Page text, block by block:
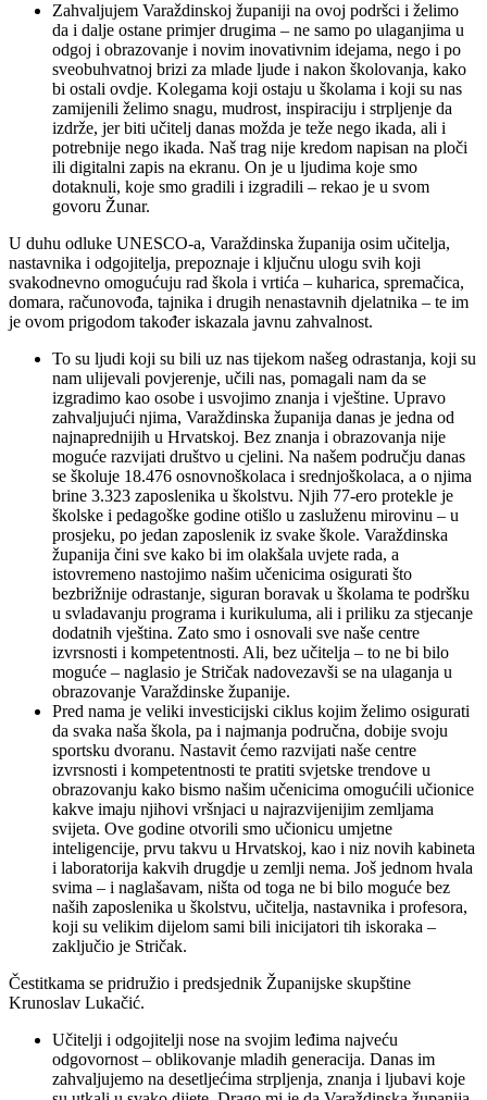
Zahvaljujem Varaždinskoj županiji na ovoj podršci i želimo
da i dalje ostane primjer drugima – ne samo po ulaganjima u
odgoj i obrazovanje i novim inovativnim idejama, nego i po
sveobuhvatnoj brizi za mlade ljude i nakon školovanja, kako
bi ostali ovdje. Kolegama koji ostaju u školama i koji su nas
zamijenili želimo snagu, mudrost, inspiraciju i strpljenje da
izdrže, jer biti učitelj danas možda je teže nego ikada, ali i
potrebnije nego ikada. Naš trag nije kredom napisan na ploči
ili digitalni zapis na ekranu. On je u ljudima koje smo
dotaknuli, koje smo gradili i izgradili – rekao je u svom
govoru Žunar.
U duhu odluke UNESCO-a, Varaždinska županija osim učitelja,
nastavnika i odgojitelja, prepoznaje i ključnu ulogu svih koji
svakodnevno omogućuju rad škola i vrtića – kuharica, spremačica,
domara, računovođa, tajnika i drugih nenastavnih djelatnika – te im
je ovom prigodom također iskazala javnu zahvalnost.
To su ljudi koji su bili uz nas tijekom našeg odrastanja, koji su
nam ulijevali povjerenje, učili nas, pomagali nam da se
izgradimo kao osobe i usvojimo znanja i vještine. Upravo
zahvaljujući njima, Varaždinska županija danas je jedna od
najnaprednijih u Hrvatskoj. Bez znanja i obrazovanja nije
moguće razvijati društvo u cjelini. Na našem području danas
se školuje 18.476 osnovnoškolaca i srednjoškolaca, a o njima
brine 3.323 zaposlenika u školstvu. Njih 77-ero protekle je
školske i pedagoške godine otišlo u zasluženu mirovinu – u
prosjeku, po jedan zaposlenik iz svake škole. Varaždinska
županija čini sve kako bi im olakšala uvjete rada, a
istovremeno nastojimo našim učenicima osigurati što
bezbrižnije odrastanje, siguran boravak u školama te podršku
u svladavanju programa i kurikuluma, ali i priliku za stjecanje
dodatnih vještina. Zato smo i osnovali sve naše centre
izvrsnosti i kompetentnosti. Ali, bez učitelja – to ne bi bilo
moguće – naglasio je Stričak nadovezavši se na ulaganja u
obrazovanje Varaždinske županije.
Pred nama je veliki investicijski ciklus kojim želimo osigurati
da svaka naša škola, pa i najmanja područna, dobije svoju
sportsku dvoranu. Nastavit ćemo razvijati naše centre
izvrsnosti i kompetentnosti te pratiti svjetske trendove u
obrazovanju kako bismo našim učenicima omogućili učionice
kakve imaju njihovi vršnjaci u najrazvijenijim zemljama
svijeta. Ove godine otvorili smo učionicu umjetne
inteligencije, prvu takvu u Hrvatskoj, kao i niz novih kabineta
i laboratorija kakvih drugdje u zemlji nema. Još jednom hvala
svima – i naglašavam, ništa od toga ne bi bilo moguće bez
naših zaposlenika u školstvu, učitelja, nastavnika i profesora,
koji su velikim dijelom sami bili inicijatori tih iskoraka –
zaključio je Stričak.
Čestitkama se pridružio i predsjednik Županijske skupštine
Krunoslav Lukačić.
Učitelji i odgojitelji nose na svojim leđima najveću
odgovornost – oblikovanje mladih generacija. Danas im
zahvaljujemo na desetljećima strpljenja, znanja i ljubavi koje